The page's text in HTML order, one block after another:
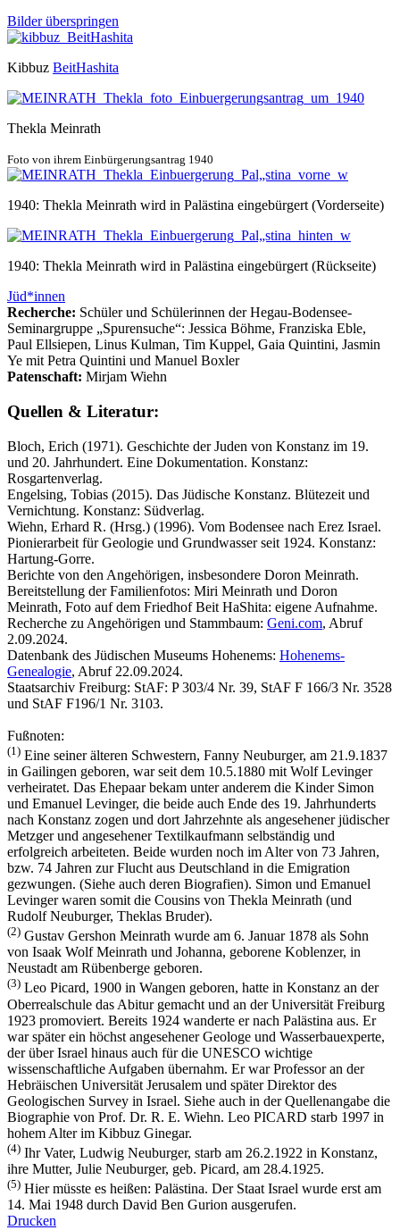
Bilder überspringen
Kibbuz BeitHashita
Thekla Meinrath
Foto von ihrem Einbürgerungsantrag 1940
1940: Thekla Meinrath wird in Palästina eingebürgert (Vorderseite)
1940: Thekla Meinrath wird in Palästina eingebürgert (Rückseite)
Jüd*innen
Recherche: Schüler und Schülerinnen der Hegau-Boden­see-
Seminargruppe „Spurensuche“: Jessica Böhme, Franziska Eble,
Paul Ellsiepen, Linus Kulman, Tim Kuppel, Gaia Quintini, Jasmin
Ye mit Petra Quintini und Manuel Boxler
Patenschaft: Mirjam Wiehn
Quellen & Literatur:
Bloch, Erich (1971). Geschichte der Juden von Konstanz im 19.
und 20. Jahrhundert. Eine Dokumentation. Konstanz:
Rosgartenverlag.
Engelsing, Tobias (2015). Das Jüdische Konstanz. Blütezeit und
Vernichtung. Konstanz: Südverlag.
Wiehn, Erhard R. (Hrsg.) (1996). Vom Bodensee nach Erez Israel.
Pionierarbeit für Geologie und Grundwasser seit 1924. Konstanz:
Hartung-Gorre.
Berichte von den Angehörigen, insbesondere Doron Meinrath.
Bereitstellung der Familienfotos: Miri Meinrath und Doron
Meinrath, Foto auf dem Friedhof Beit HaShita: eigene Aufnahme.
Recherche zu Angehörigen und Stammbaum: Geni.com, Abruf
2.09.2024.
Datenbank des Jüdischen Museums Hohenems: Hohenems-
Genealogie, Abruf 22.09.2024.
Staatsarchiv Freiburg: StAF: P 303/4 Nr. 39, StAF F 166/3 Nr. 3528
und StAF F196/1 Nr. 3103.
Fußnoten:
(1) Eine seiner älteren Schwestern, Fanny Neuburger, am 21.9.1837
in Gailingen geboren, war seit dem 10.5.1880 mit Wolf Levinger
verheiratet. Das Ehepaar bekam unter anderem die Kinder Simon
und Emanuel Levinger, die beide auch Ende des 19. Jahrhunderts
nach Konstanz zogen und dort Jahrzehnte als angesehener jüdischer
Metzger und angesehener Textilkaufmann selbständig und
erfolgreich arbeiteten. Beide wurden noch im Alter von 73 Jahren,
bzw. 74 Jahren zur Flucht aus Deutschland in die Emigration
gezwungen. (Siehe auch deren Biografien). Simon und Emanuel
Levinger waren somit die Cousins von Thekla Meinrath (und
Rudolf Neuburger, Theklas Bruder).
(2) Gustav Gershon Meinrath wurde am 6. Januar 1878 als Sohn
von Isaak Wolf Meinrath und Johanna, geborene Koblenzer, in
Neustadt am Rübenberge geboren.
(3) Leo Picard, 1900 in Wangen geboren, hatte in Konstanz an der
Oberrealschule das Abitur gemacht und an der Universität Freiburg
1923 promoviert. Bereits 1924 wanderte er nach Palästina aus. Er
war später ein höchst angesehener Geologe und Wasserbauexperte,
der über Israel hinaus auch für die UNESCO wichtige
wissenschaftliche Aufgaben übernahm. Er war Professor an der
Hebräischen Universität Jerusalem und später Direktor des
Geologischen Survey in Israel. Siehe auch in der Quellenangabe die
Biographie von Prof. Dr. R. E. Wiehn. Leo PICARD starb 1997 in
hohem Alter im Kibbuz Ginegar.
(4) Ihr Vater, Ludwig Neuburger, starb am 26.2.1922 in Konstanz,
ihre Mutter, Julie Neuburger, geb. Picard, am 28.4.1925.
(5) Hier müsste es heißen: Palästina. Der Staat Israel wurde erst am
14. Mai 1948 durch David Ben Gurion ausgerufen.
Drucken